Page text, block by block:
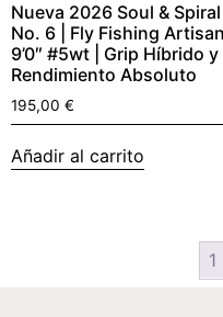
Nueva 2026 Soul & Spiral
No. 6 | Fly Fishing Artisan |
9’0″ #5wt | Grip Híbrido y
Rendimiento Absoluto
195,00 €
Añadir al carrito
1